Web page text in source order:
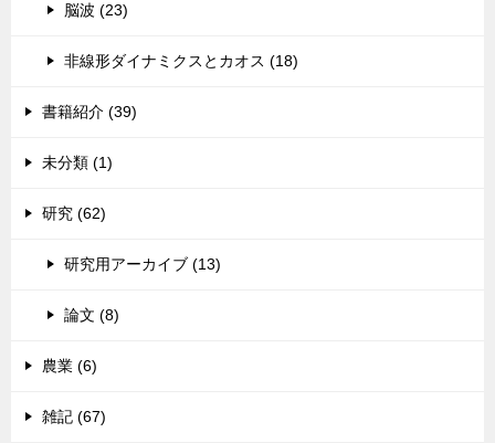
脳波 (23)
非線形ダイナミクスとカオス (18)
書籍紹介 (39)
未分類 (1)
研究 (62)
研究用アーカイブ (13)
論文 (8)
農業 (6)
雑記 (67)